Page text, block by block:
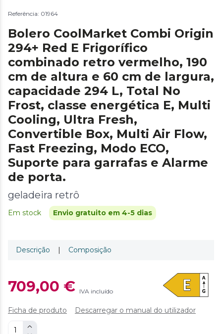
Referência: 01964
Bolero CoolMarket Combi Origin
294+ Red E Frigorífico
combinado retro vermelho, 190
cm de altura e 60 cm de largura,
capacidade 294 L, Total No
Frost, classe energética E, Multi
Cooling, Ultra Fresh,
Convertible Box, Multi Air Flow,
Fast Freezing, Modo ECO,
Suporte para garrafas e Alarme
de porta.
geladeira retrô
Em stock Envio gratuito em 4-5 dias
Descrição | Composição
709,00 € IVA incluído
Ficha de produto Descarregar o manual do utilizador